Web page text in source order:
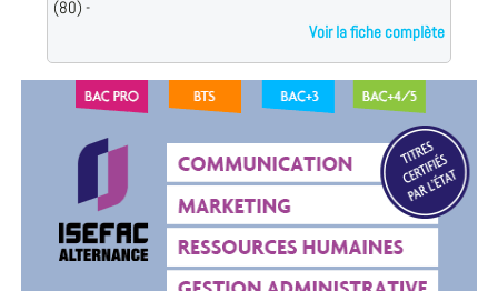
(80) -
Voir la fiche complète